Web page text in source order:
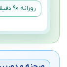
روزانه 90 دقیقه تمرین + جلسات مشاوره